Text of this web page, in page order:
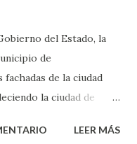
del Estado, la
de
de la ciudad
la ciudad de
al programa
LEER MÁS